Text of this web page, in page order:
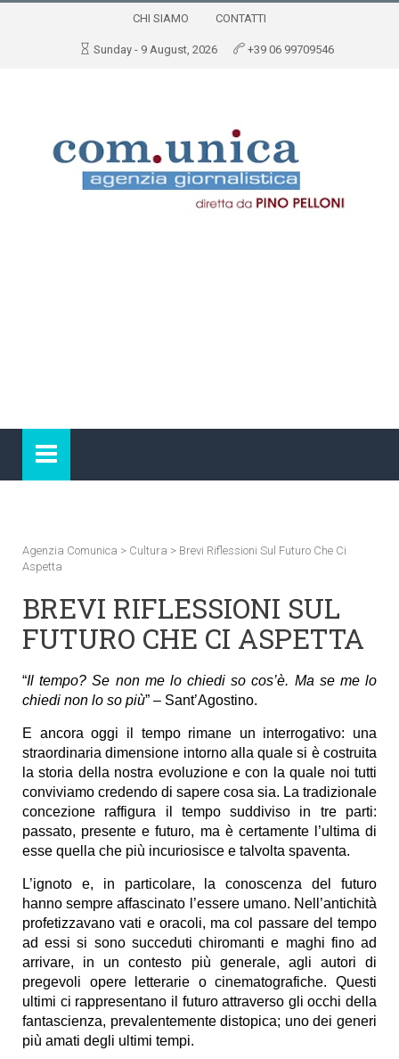
CHI SIAMO CONTATTI
Sunday - 9 August, 2026 +39 06 99709546
Agenzia Comunica > Cultura > Brevi Riflessioni Sul Futuro Che Ci
Aspetta
BREVI RIFLESSIONI SUL
FUTURO CHE CI ASPETTA
“Il tempo? Se non me lo chiedi so cos’è. Ma se me lo
chiedi non lo so più” – Sant’Agostino.
E ancora oggi il tempo rimane un interrogativo: una
straordinaria dimensione intorno alla quale si è costruita
la storia della nostra evoluzione e con la quale noi tutti
conviviamo credendo di sapere cosa sia. La tradizionale
concezione raffigura il tempo suddiviso in tre parti:
passato, presente e futuro, ma è certamente l’ultima di
esse quella che più incuriosisce e talvolta spaventa.
L’ignoto e, in particolare, la conoscenza del futuro
hanno sempre affascinato l’essere umano. Nell’antichità
profetizzavano vati e oracoli, ma col passare del tempo
ad essi si sono succeduti chiromanti e maghi fino ad
arrivare, in un contesto più generale, agli autori di
pregevoli opere letterarie o cinematografiche. Questi
ultimi ci rappresentano il futuro attraverso gli occhi della
fantascienza, prevalentemente distopica; uno dei generi
più amati degli ultimi tempi.